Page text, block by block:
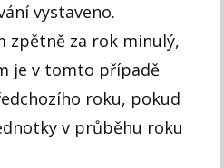
vystaveno.
zpětně za rok minulý,
je v tomto případě
roku, pokud
v průběhu roku